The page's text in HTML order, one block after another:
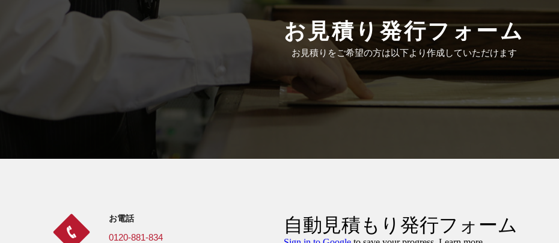
お見積り発行フォーム
お見積りをご希望の方は以下より作成していただけます
お電話
0120-881-834